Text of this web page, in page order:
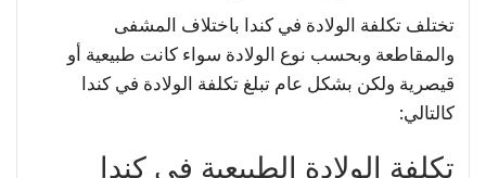
تختلف تكلفة الولادة في كندا باختلاف المشفى
والمقاطعة وبحسب نوع الولادة سواء كانت طبيعية أو
قيصرية ولكن بشكل عام تبلغ تكلفة الولادة في كندا
كالتالي:
تكلفة الولادة الطبيعية في كندا